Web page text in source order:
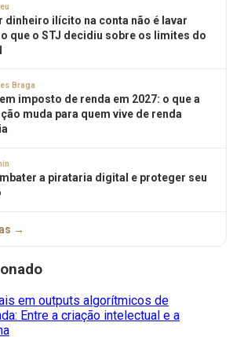
dinheiro ilícito na conta não é lavar
que o STJ decidiu sobre os limites do
Braga
imposto de renda em 2027: o que a
muda para quem vive de renda
a pirataria digital e proteger seu
→